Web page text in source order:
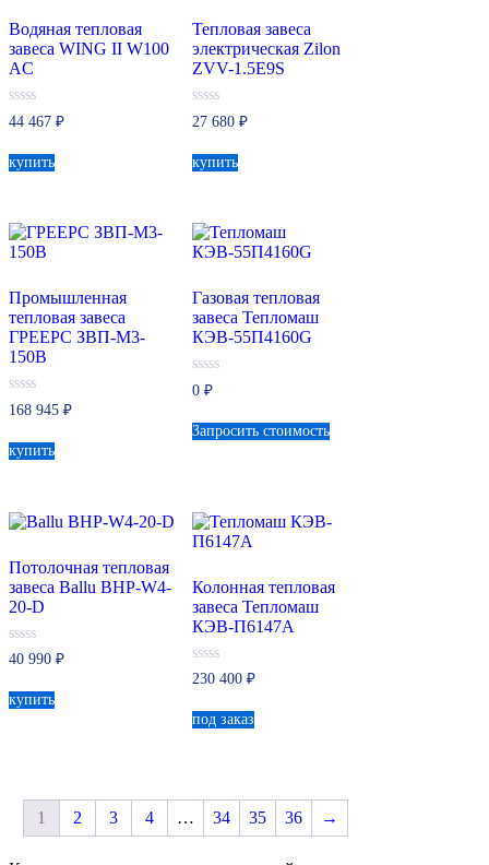
Водяная тепловая
завеса WING II W100
AC
0
из
44 467 ₽
купить
Тепловая завеса
электрическая Zilon
ZVV-1.5E9S
0
из
27 680₽
купить
Промышленная
тепловая завеса
ГРЕЕРС ЗВП-М3-
150В
0
из
168 945 ₽
купить
Газовая тепловая
завеса Тепломаш
КЭВ-55П4160G
0
из
0₽
Запросить стоимость
Потолочная тепловая
завеса Ballu BHP-W4-
20-D
0
из
40 990 ₽
купить
Колонная тепловая
завеса Тепломаш
КЭВ-П6147A
0
из
230 400₽
под заказ
1 2 3 4 … 34 35 36 →